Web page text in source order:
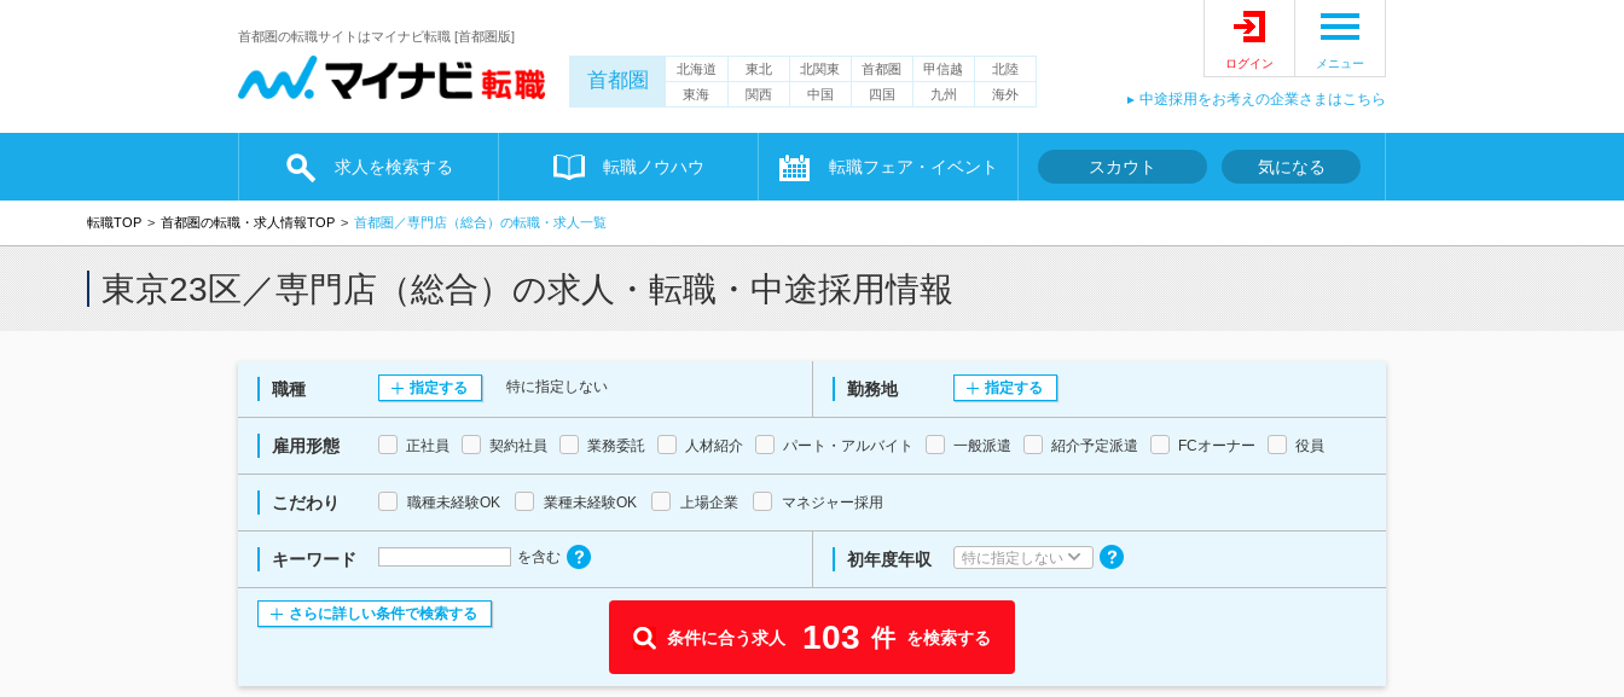
首都圏の転職サイトはマイナビ転職 [首都圏版]
首都圏 北海道 東北 北関東 首都圏 甲信越
北陸
東海
関西 中国 四国 九州 海外
ログイン メニュー
中途採用をお考えの企業さまはこちら
求人を検索する 転職ノウハウ 転職フェア・イベント スカウト 気になる
転職TOP 首都圏の転職・求人情報TOP 首都圏／専門店（総合）の転職・求人一覧
東京23区／専門店（総合）の求人・転職・中途採用情報
職種 指定する 特に指定しない 勤務地 指定する
雇用形態 正社員 契約社員 業務委託 人材紹介 パート・アルバイト 一般派遣 紹介予定派遣 FCオーナー 役員
こだわり 職種未経験OK 業種未経験OK 上場企業 マネジャー採用
キーワード を含む 初年度年収 特に指定しない
さらに詳しい条件で検索する
条件に合う求人 103 件 を検索する